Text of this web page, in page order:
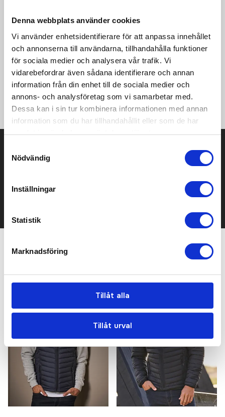
Denna webbplats använder cookies
Vi använder enhetsidentifierare för att anpassa innehållet
och annonserna till användarna, tillhandahålla funktioner
för sociala medier och analysera vår trafik. Vi
vidarebefordrar även sådana identifierare och annan
information från din enhet till de sociala medier och
annons- och analysföretag som vi samarbetar med.
Dessa kan i sin tur kombinera informationen med annan
information som du har tillhandahållit eller som de har
samlat in när du har använt deras tjänster.
Nödvändig
Inställningar
Statistik
Marknadsföring
Tillåt alla
Tillåt urval
Light Down Jacket är en lätt och varm dunjacka som ger skön
värme under kyliga dagar. Tunn och lätt vaddering i
kombination med modern design, formad huva, bondade
kanaler och två sidfickor med dragkedja ger ett mångsidigt
plagg med stort användningsområde. Jackan kan enkelt
packas ned i en väska eller ryggsäck och funkar både som
ytterplagg och som mellanlager i riktigt kalla förhållanden. •
Tunn och lätt dunvaddering • Bondade kanaler • Formad huva
med tight passform • Två sidfickor med dragkedja
Prisuppgift på mailen?
Kontakta oss här för att få förslag på produkt och pris över
Det går också utmärkt att bara ställa frågor!
Relaterade produkter